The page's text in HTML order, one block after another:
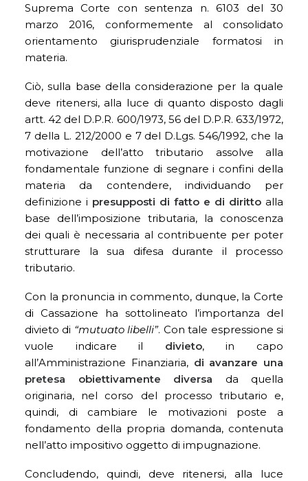
Suprema Corte con sentenza n. 6103 del 30
marzo 2016, conformemente al consolidato
orientamento giurisprudenziale formatosi in
materia.
Ciò, sulla base della considerazione per la quale
deve ritenersi, alla luce di quanto disposto dagli
artt. 42 del D.P.R. 600/1973, 56 del D.P.R. 633/1972,
7 della L. 212/2000 e 7 del D.Lgs. 546/1992, che la
motivazione dell’atto tributario assolve alla
fondamentale funzione di segnare i confini della
materia da contendere, individuando per
definizione i presupposti di fatto e di diritto alla
base dell’imposizione tributaria, la conoscenza
dei quali è necessaria al contribuente per poter
strutturare la sua difesa durante il processo
tributario.
Con la pronuncia in commento, dunque, la Corte
di Cassazione ha sottolineato l’importanza del
divieto di “mutuato libelli”. Con tale espressione si
vuole indicare il divieto, in capo
all’Amministrazione Finanziaria, di avanzare una
pretesa obiettivamente
diversa da quella
originaria, nel corso del processo tributario e,
quindi, di cambiare le motivazioni poste a
fondamento della propria domanda, contenuta
nell’atto impositivo oggetto di impugnazione.
Concludendo, quindi, deve ritenersi, alla luce